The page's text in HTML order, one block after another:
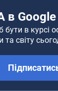
в
бути в курсі
та світу